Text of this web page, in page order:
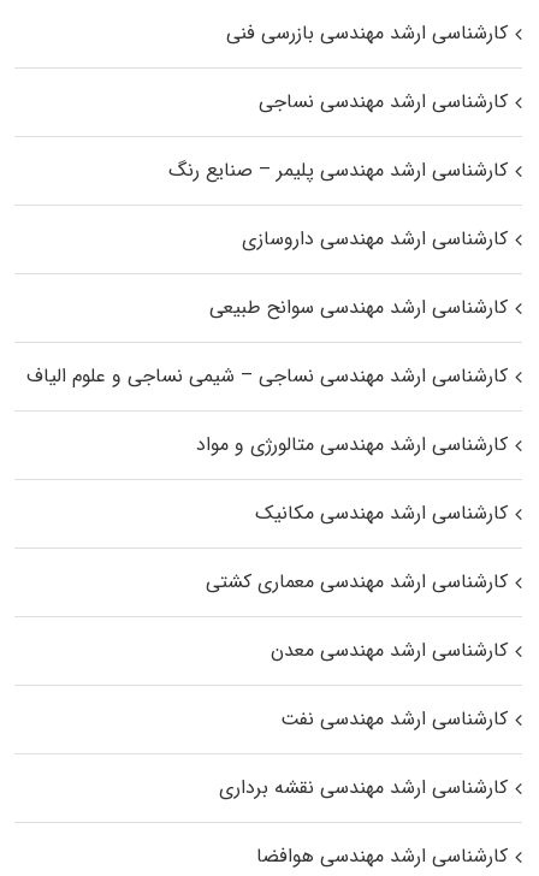
کارشناسی ارشد مهندسی بازرسی فنی
کارشناسی ارشد مهندسی نساجی
کارشناسی ارشد مهندسی پلیمر – صنایع رنگ
کارشناسی ارشد مهندسی داروسازی
کارشناسی ارشد مهندسی سوانح طبیعی
کارشناسی ارشد مهندسی نساجی – شیمی نساجی و علوم الیاف
کارشناسی ارشد مهندسی متالورژی و مواد
کارشناسی ارشد مهندسی مکانیک
کارشناسی ارشد مهندسی معماری کشتی
کارشناسی ارشد مهندسی معدن
کارشناسی ارشد مهندسی نفت
کارشناسی ارشد مهندسی نقشه برداری
کارشناسی ارشد مهندسی هوافضا